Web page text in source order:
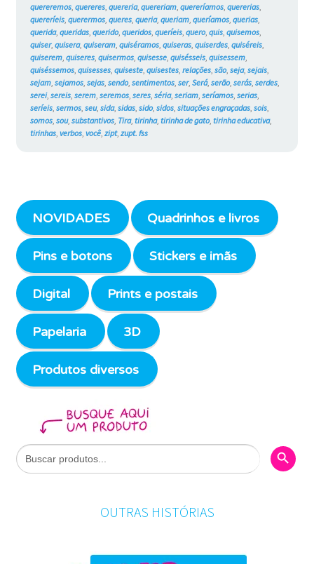
quereremos, quereres, quereria, quereriam, quereríamos, quererias,
quereríeis, querermos, queres, queria, queriam, queríamos, querias,
querida, queridas, querido, queridos, queríeis, quero, quis, quisemos,
quiser, quisera, quiseram, quiséramos, quiseras, quiserdes, quiséreis,
quiserem, quiseres, quisermos, quisesse, quisésseis, quisessem,
quiséssemos, quisesses, quiseste, quisestes, relações, são, seja, sejais,
sejam, sejamos, sejas, sendo, sentimentos, ser, Será, serão, serás, serdes,
serei, sereis, serem, seremos, seres, séria, seriam, seríamos, serias,
seríeis, sermos, seu, sida, sidas, sido, sidos, situações engraçadas, sois,
somos, sou, substantivos, Tira, tirinha, tirinha de gato, tirinha educativa,
tirinhas, verbos, você, zipt, zupt. fss
NOVIDADES Quadrinhos e livros
Pins e botons Stickers e imãs
Digital Prints e postais
Papelaria 3D
Produtos diversos
Search
for:
Search
OUTRAS HISTÓRIAS